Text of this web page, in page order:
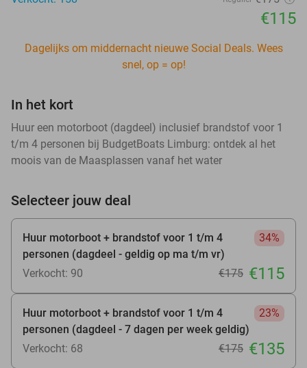
€115
Dagelijks om middernacht nieuwe Social Deals. Wees
snel, op = op!
In het kort
Huur een motorboot (dagdeel) inclusief brandstof voor 1
t/m 4 personen bij BudgetBoats Limburg: ontdek al het
moois van de Maasplassen vanaf het water
Selecteer jouw deal
Huur motorboot + brandstof voor 1 t/m 4
personen (dagdeel - geldig op ma t/m vr)
34%
Verkocht: 90 €175 €115
Huur motorboot + brandstof voor 1 t/m 4
personen (dagdeel - 7 dagen per week geldig)
23%
Verkocht: 68 €175 €135